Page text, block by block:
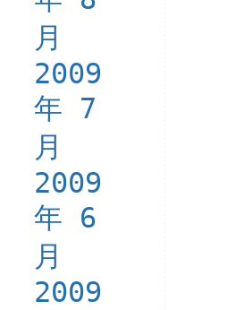
月
2009
年 7
月
2009
年 6
月
2009